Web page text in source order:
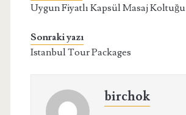
Uygun Fiyatlı Kapsül Masaj Koltuğu
Sonraki yazı
Istanbul Tour Packages
birchok